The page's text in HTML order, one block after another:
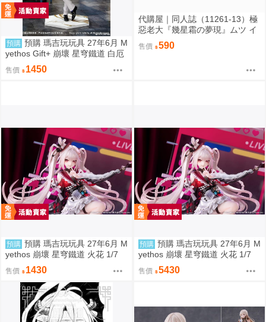
預購 預購 瑪吉玩玩具 27年6月 M
yethos Gift+ 崩壞 星穹鐵道 白厄
列車環遊記Ver 1/8 1009
售價 1450
代購屋｜同人誌（11261-13）極
惡老大『幾星霜の夢現』ムツ イ
チメモリ
售價 590
預購 預購 瑪吉玩玩具 27年6月 M
yethos 崩壞 星穹鐵道 火花 1/7
特典版 壓克力打卡棒 1009
售價 1430
預購 預購 瑪吉玩玩具 27年6月 M
yethos 崩壞 星穹鐵道 火花 1/7
特典版 壓克力打卡棒 1009
售價 5430